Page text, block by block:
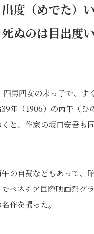
度（めでた）
ぬのは目出度い
男四女の末っ子で、す
年（1906）の丙午（ひ
と、作家の坂口安吾も
の自裁などもあって、
ベネチア国際映画祭グ
作を撮った。